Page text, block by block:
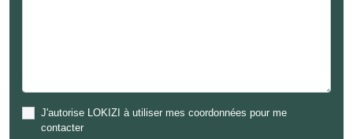
J'autorise LOKIZI à utiliser mes coordonnées pour me
contacter